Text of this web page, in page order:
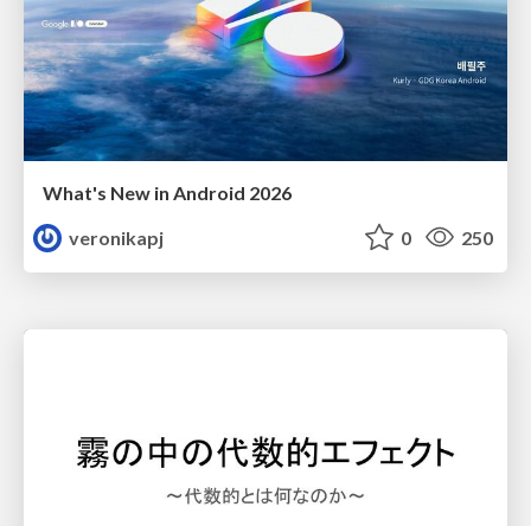
What's New in Android 2026
veronikapj
0 250